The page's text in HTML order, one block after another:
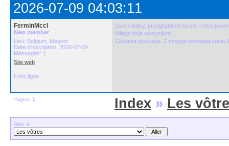
2026-07-09 04:03:11
FerminMccl
New member
Lieu: Belgium, Idegem
Date d'inscription: 2026-07-09
Messages: 1
Site web
Dzień dobry, przeglądałem forum i chcę
Miłego dnia wszystkim.
Ciekawa dyskusja. Z mojego doświadczenia
Hors ligne
Pages: 1 Index » Les
Aller à